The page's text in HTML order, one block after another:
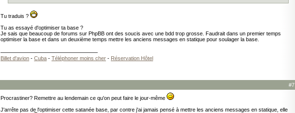
Tu traduis ?
Tu as essayé d'optimiser ta base ?
Je sais que beaucoup de forums sur PhpBB ont des soucis avec une bdd trop grosse. Faudrait dans un premier temps
optimiser la base et dans un deuxième temps mettre les anciens messages en statique pour soulager la base.
Billet d'avion - Cuba - Téléphoner moins cher - Réservation Hôtel
#7
Procrastiner? Remettre au lendemain ce qu'on peut faire le jour-même
J'arrête pas de l'optimiser cette satanée base, par contre j'ai jamais pensé à mettre les anciens messages en statique, elle